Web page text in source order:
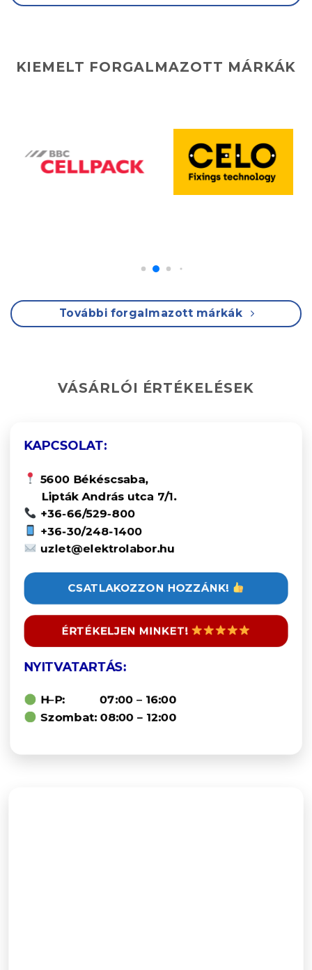
KIEMELT FORGALMAZOTT MÁRKÁK
További forgalmazott márkák
VÁSÁRLÓI ÉRTÉKELÉSEK
KAPCSOLAT:
5600 Békéscsaba,
Lipták András utca 7/1.
+36-66/529-800
+36-30/248-1400
uzlet@elektrolabor.hu
CSATLAKOZZON HOZZÁNK!
ÉRTÉKELJEN MINKET!
NYITVATARTÁS:
H–P: 07:00 – 16:00
Szombat: 08:00 – 12:00